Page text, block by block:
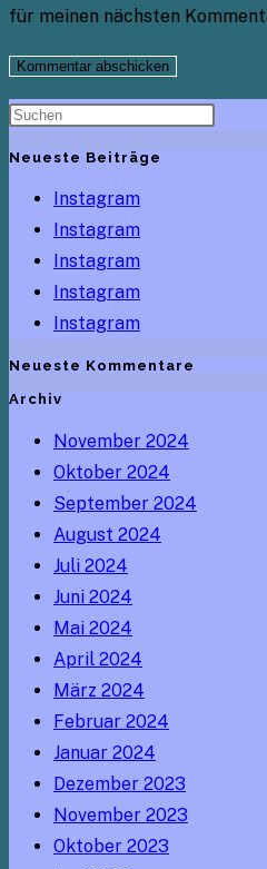
für meinen nächsten
Neueste Beiträge
Instagram
Instagram
Instagram
Instagram
Instagram
Neueste Kommentare
Archiv
November 2024
Oktober 2024
September 2024
August 2024
Juli 2024
Juni 2024
Mai 2024
April 2024
März 2024
Februar 2024
Januar 2024
Dezember 2023
November 2023
Oktober 2023